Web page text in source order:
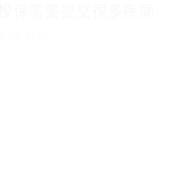
手易联众，依托福建
过AI大模型实现AI疾
品，在精准风险定价
。